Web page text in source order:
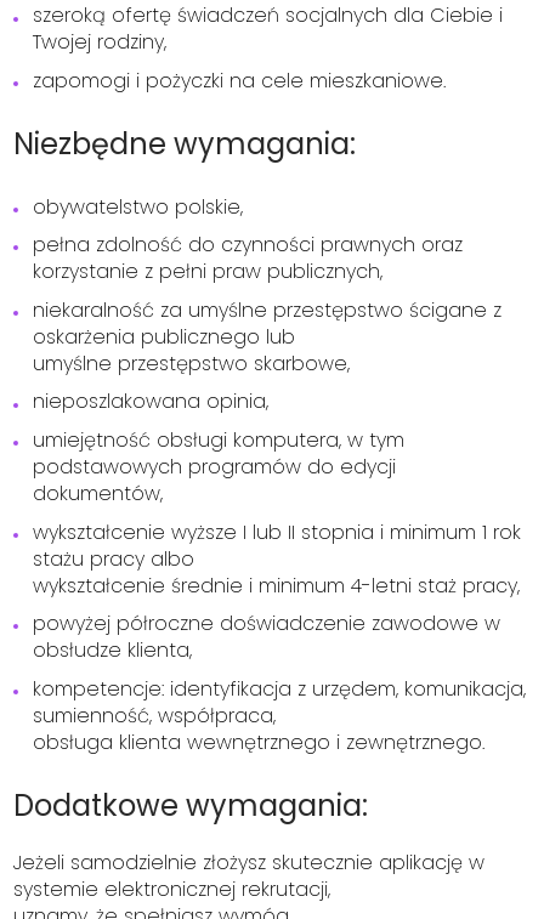
szeroką ofertę świadczeń socjalnych dla Ciebie i
Twojej rodziny,
zapomogi i pożyczki na cele mieszkaniowe.
Niezbędne wymagania:
obywatelstwo polskie,
pełna zdolność do czynności prawnych oraz
korzystanie z pełni praw publicznych,
niekaralność za umyślne przestępstwo ścigane z
oskarżenia publicznego lub
umyślne przestępstwo skarbowe,
nieposzlakowana opinia,
umiejętność obsługi komputera, w tym
podstawowych programów do edycji
dokumentów,
wykształcenie wyższe I lub II stopnia i minimum 1 rok
stażu pracy albo
wykształcenie średnie i minimum 4-letni staż pracy,
powyżej półroczne doświadczenie zawodowe w
obsłudze klienta,
kompetencje: identyfikacja z urzędem, komunikacja,
sumienność, współpraca,
obsługa klienta wewnętrznego i zewnętrznego.
Dodatkowe wymagania:
Jeżeli samodzielnie złożysz skutecznie aplikację w
systemie elektronicznej rekrutacji,